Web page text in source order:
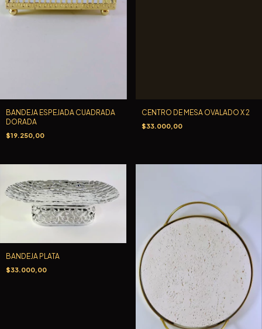
BANDEJA ESPEJADA CUADRADA
DORADA
$19.250,00
CENTRO DE MESA OVALADO X 2
$33.000,00
BANDEJA PLATA
$33.000,00